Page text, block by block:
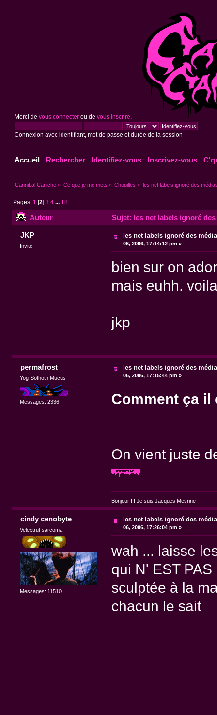
Merci de vous connecterou de vous inscrire
Connexion avec identifiant, mot de passe et durée de la session
Accueil Rechercher Identifiez-vous Inscrivez-vous
Cannibal Caniche » Ce que je me mets » Chouilles » les net labels ignoré des
Pages: 1 [2]3 4 ... 18
Auteur Sujet: les net labels ignoré
JKP
Invité
les net labels ignoré des
06, 2006, 17:14:12 pm »
bien sur on
mais euhh.
jkp
permafrost
Yog-Sothoth Mucus
Messages: 2336
les net labels ignoré des
06, 2006, 17:15:44 pm »
Comment ça
On vient juste
Bonjour !!! Je suis Jacques Mesrine !
cindy cenobyte
Velextrut sarcoma
Messages: 11510
les net labels ignoré des
06, 2006, 17:26:04 pm »
wah ... laisse
qui N' EST
sculptée à la
chacun le sait